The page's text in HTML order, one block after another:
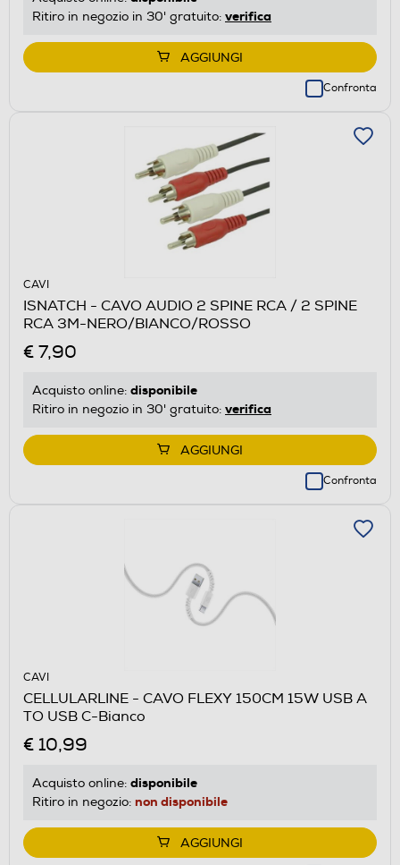
Ritiro in negozio in 30' gratuito: verifica
AGGIUNGI
Confronta
CAVI
ISNATCH - CAVO AUDIO 2 SPINE RCA / 2 SPINE
RCA 3M-NERO/BIANCO/ROSSO
€ 7,90
Acquisto online: disponibile
Ritiro in negozio in 30' gratuito: verifica
AGGIUNGI
Confronta
CAVI
CELLULARLINE - CAVO FLEXY 150CM 15W USB A
TO USB C-Bianco
€ 10,99
Acquisto online: disponibile
Ritiro in negozio: non disponibile
AGGIUNGI